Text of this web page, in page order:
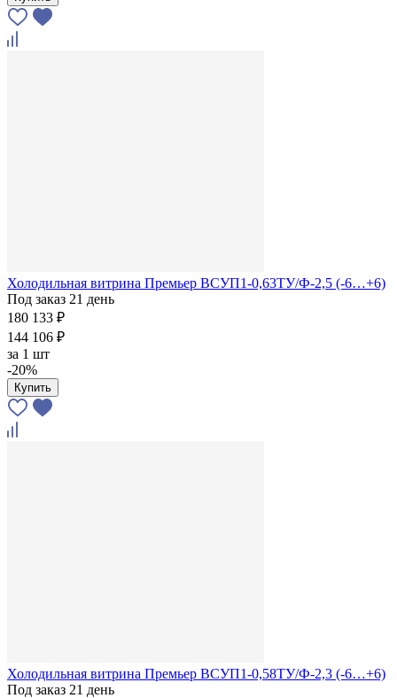
Холодильная витрина Премьер ВСУП1-0,63ТУ/Ф-2,5 (-6…+6)
Под заказ 21 день
180 133 ₽
144 106 ₽
за 1 шт
-20%
Купить
Холодильная витрина Премьер ВСУП1-0,58ТУ/Ф-2,3 (-6…+6)
Под заказ 21 день